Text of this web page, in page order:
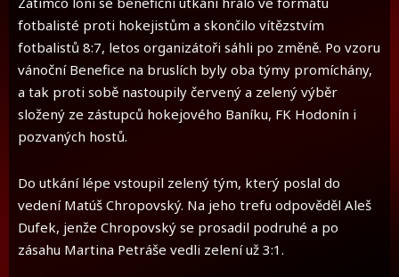
fotbalisté proti hokejistům a skončilo vítězstvím
fotbalistů 8:7, letos organizátoři sáhli po změně. Po vzoru
vánoční Benefice na bruslích byly oba týmy promíchány,
a tak proti sobě nastoupily červený a zelený výběr
složený ze zástupců hokejového Baníku, FK Hodonín i
pozvaných hostů.
Do utkání lépe vstoupil zelený tým, který poslal do
vedení Matúš Chropovský. Na jeho trefu odpověděl Aleš
Dufek, jenže Chropovský se prosadil podruhé a po
zásahu Martina Petráše vedli zelení už 3:1.